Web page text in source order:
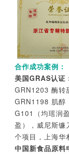
合作成功案例：
美国GRAS认证
GRN1203 酶转
GRN1198 肌醇
G101（均瑶润
盈），威尼斯镰
个项目，上海华
中国新食品原料